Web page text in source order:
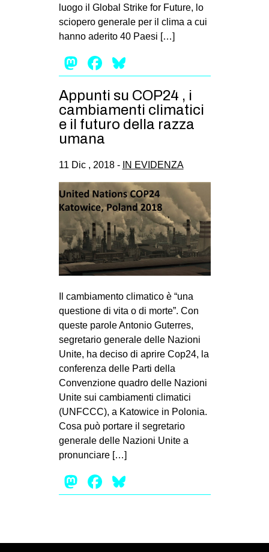
MONDO
EVENTI
tw
ms
SEARCH
luogo il Global Strike for Future, lo
sciopero generale per il clima a cui
hanno aderito 40 Paesi […]
Mastodon
Facebook
Appunti su COP24 , i
cambiamenti climatici
e il futuro della razza
umana
11 Dic , 2018 - IN EVIDENZA
Il cambiamento climatico è “una
questione di vita o di morte”. Con
queste parole Antonio Guterres,
segretario generale delle Nazioni
Unite, ha deciso di aprire Cop24, la
conferenza delle Parti della
Convenzione quadro delle Nazioni
Unite sui cambiamenti climatici
(UNFCCC), a Katowice in Polonia.
Cosa può portare il segretario
generale delle Nazioni Unite a
pronunciare […]
Mastodon
Facebook